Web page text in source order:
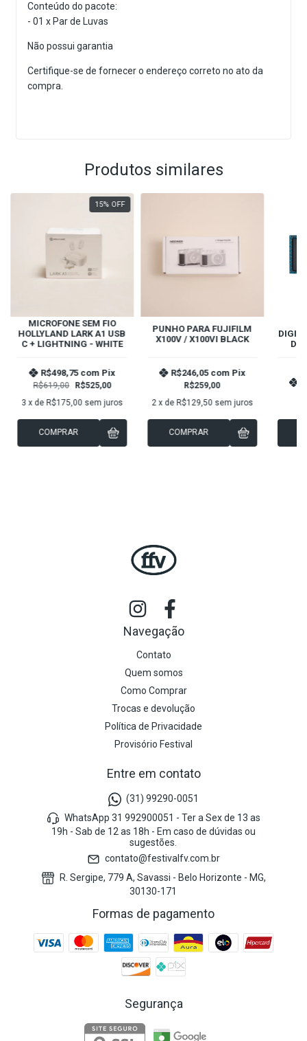
Conteúdo do pacote:
- 01 x Par de Luvas
Não possui garantia
Certifique-se de fornecer o endereço correto no ato da
compra.
Produtos similares
15% OFF
MICROFONE SEM FIO
HOLLYLAND LARK A1 USB
C + LIGHTNING - WHITE
R$619,00 R$525,00
R$498,75 com Pix
3 x de R$175,00 sem juros
COMPRAR
PUNHO PARA FUJIFILM
X100V / X100VI BLACK
R$259,00
R$246,05 com Pix
2 x de R$129,50 sem juros
COMPRAR
Navegação
Contato
Quem somos
Como Comprar
Trocas e devolução
Política de Privacidade
Provisório Festival
Entre em contato
(31) 99290-0051
WhatsApp 31 992900051 - Ter a Sex de 13 as
19h - Sab de 12 as 18h - Em caso de dúvidas ou
sugestões.
contato@festivalfv.com.br
R. Sergipe, 779 A, Savassi - Belo Horizonte - MG,
30130-171
Formas de pagamento
Segurança